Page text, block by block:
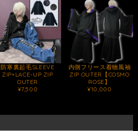
防寒裏起毛SLEEVE
ZIP×LACE-UP ZIP
OUTER
¥7,500
内側フリース着物風袖
ZIP OUTER【COSMO
ROSE】
¥10,000